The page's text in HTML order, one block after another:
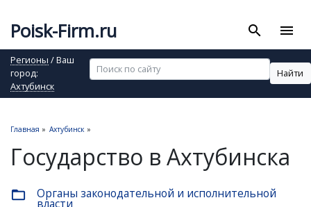
Poisk-Firm.ru search menu
Регионы / Ваш
город:
Ахтубинск
Найти
Главная » Ахтубинск »
Государство в Ахтубинска
folder_open Органы законодательной и исполнительной
власти